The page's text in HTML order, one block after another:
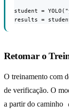
student =
results =
Retomar o
O treinamento com
de verificação. O
a partir do caminho